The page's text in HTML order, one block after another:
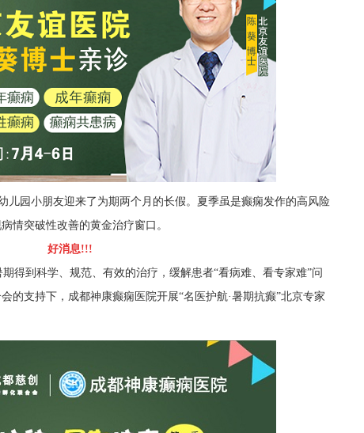
儿园小朋友迎来了为期两个月的长假。夏季虽是癫痫发作的高风险
情突破性改善的黄金治疗窗口。
好消息!!!
得到科学、规范、有效的治疗，缓解患者“看病难、看专家难”问
的支持下，成都神康癫痫医院开展“名医护航·暑期抗癫”北京专家